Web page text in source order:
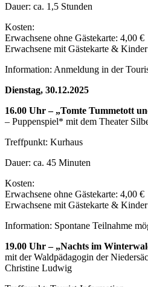
Dauer: ca. 1,5 Stunden
Kosten:
Erwachsene ohne Gästekarte: 4,00 €
Erwachsene mit Gästekarte &
Information: Anmeldung in der
Dienstag, 30.12.2025
16.00 Uhr – „Tomte Tummetott
– Puppenspiel* mit dem Theater
Treffpunkt: Kurhaus
Dauer: ca. 45 Minuten
Kosten:
Erwachsene ohne Gästekarte: 4,00 €
Erwachsene mit Gästekarte &
Information: Spontane Teilnahme
19.00 Uhr – „Nachts im
mit der Waldpädagogin der
Christine Ludwig